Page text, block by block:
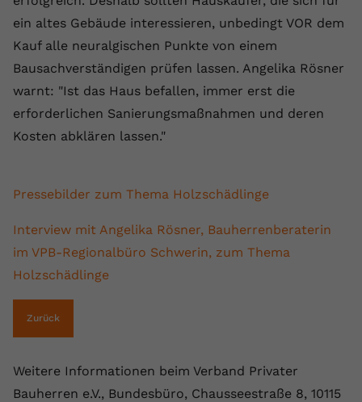
ein altes Gebäude interessieren, unbedingt VOR dem
Kauf alle neuralgischen Punkte von einem
Bausachverständigen prüfen lassen. Angelika Rösner
warnt: "Ist das Haus befallen, immer erst die
erforderlichen Sanierungsmaßnahmen und deren
Kosten abklären lassen."
Pressebilder zum Thema Holzschädlinge
Interview mit Angelika Rösner, Bauherrenberaterin
im VPB-Regionalbüro Schwerin, zum Thema
Holzschädlinge
Zurück
Weitere Informationen beim Verband Privater
Bauherren e.V., Bundesbüro, Chausseestraße 8, 10115